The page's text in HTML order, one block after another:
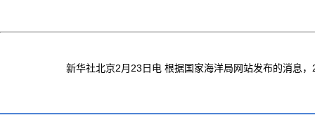
新华社北京2月23日电 根据国家海洋局网站发布的消息，